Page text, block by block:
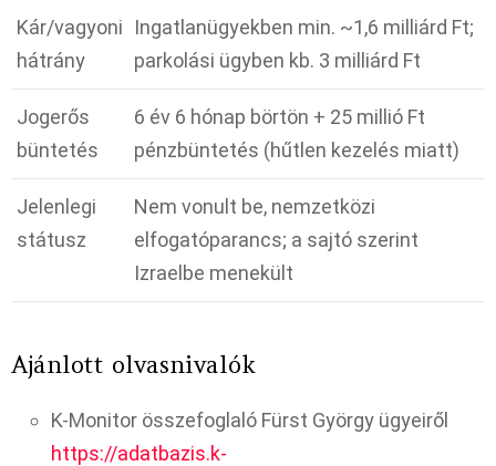
Kár/vagyoni
hátrány
Ingatlanügyekben min. ~1,6 milliárd Ft;
parkolási ügyben kb. 3 milliárd Ft ​
Jogerős
büntetés
6 év 6 hónap börtön + 25 millió Ft
pénzbüntetés (hűtlen kezelés miatt) ​
Jelenlegi
státusz
Nem vonult be, nemzetközi
elfogatóparancs; a sajtó szerint
Izraelbe menekült ​
Ajánlott olvasnivalók
K-Monitor összefoglaló Fürst György ügyeiről
https://adatbazis.k-